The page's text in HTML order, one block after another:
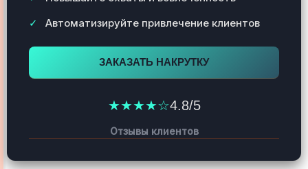
Автоматизируйте привлечение клиентов
ЗАКАЗАТЬ НАКРУТКУ
★★★★☆4.8/5
Отзывы клиентов